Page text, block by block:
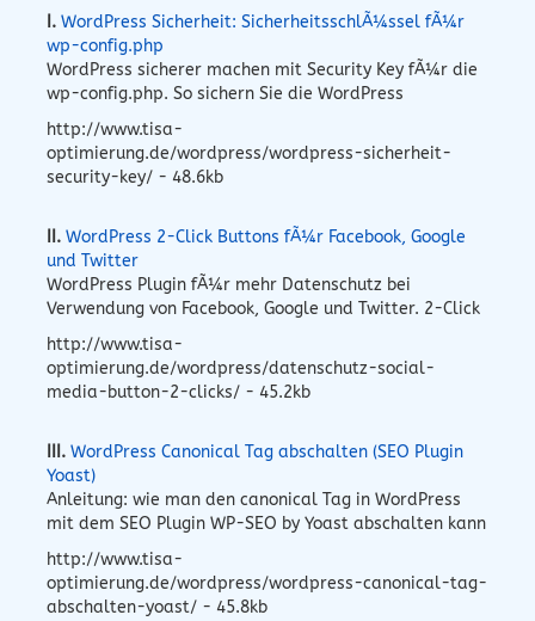
I. WordPress Sicherheit: SicherheitsschlÃ¼ssel fÃ¼r
wp-config.php
WordPress sicherer machen mit Security Key fÃ¼r die
wp-config.php. So sichern Sie die WordPress
http://www.tisa-
optimierung.de/wordpress/wordpress-sicherheit-
security-key/ - 48.6kb
II. WordPress 2-Click Buttons fÃ¼r Facebook, Google
und Twitter
WordPress Plugin fÃ¼r mehr Datenschutz bei
Verwendung von Facebook, Google und Twitter. 2-Click
http://www.tisa-
optimierung.de/wordpress/datenschutz-social-
media-button-2-clicks/ - 45.2kb
III. WordPress Canonical Tag abschalten (SEO Plugin
Yoast)
Anleitung: wie man den canonical Tag in WordPress
mit dem SEO Plugin WP-SEO by Yoast abschalten kann
http://www.tisa-
optimierung.de/wordpress/wordpress-canonical-tag-
abschalten-yoast/ - 45.8kb